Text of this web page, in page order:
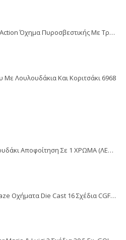
Playmobil City Action Όχημα Πυροσβεστικής Με Τροχαλία Ρυμούλκησης 9466
Λουλουδάκια Και Κοριτσάκι 6968
Λούτρινο Αρκουδάκι Αποφοίτηση Σε 1 ΧΡΩΜΑ (ΛΕΥΚΟ)25Εκ 1850
Fisher-Price Blaze Οχήματα Die Cast 16 Σχέδια CGF20